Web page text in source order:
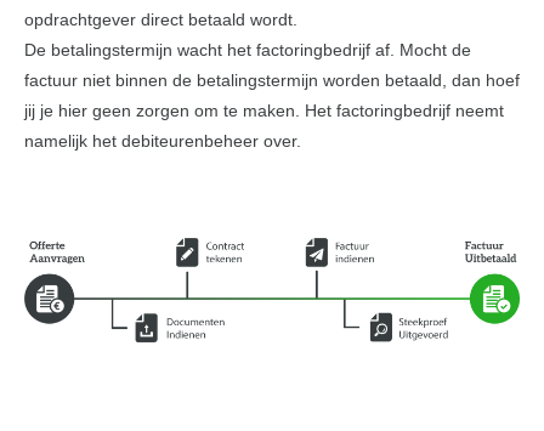
opdrachtgever direct betaald wordt.
De betalingstermijn wacht het factoringbedrijf af. Mocht de
factuur niet binnen de betalingstermijn worden betaald, dan hoef
jij je hier geen zorgen om te maken. Het factoringbedrijf neemt
namelijk het debiteurenbeheer over.